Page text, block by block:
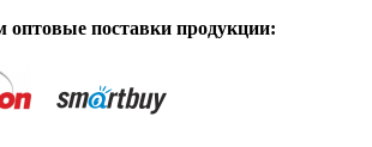
поставки продукции: